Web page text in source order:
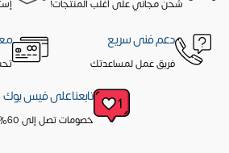
شحن مجاني على أغلب المنتجات!
دعم فنى سريع
فريق عمل لمساعدتك
تابعنا على فيس بوك
خصومات تصل إلى 60%